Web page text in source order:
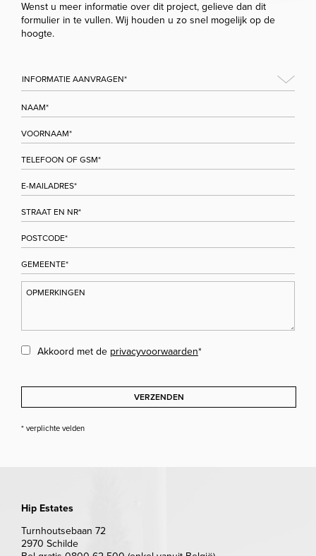
Wenst u meer informatie over dit project, gelieve dan dit
formulier in te vullen. Wij houden u zo snel mogelijk op de
hoogte.
Akkoord met de privacyvoorwaarden*
VERZENDEN
* verplichte velden
Hip Estates
Turnhoutsebaan 72
2970 Schilde